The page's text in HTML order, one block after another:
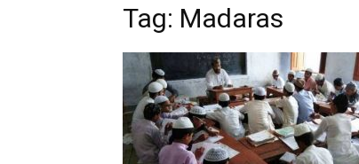
Tag: Madaras